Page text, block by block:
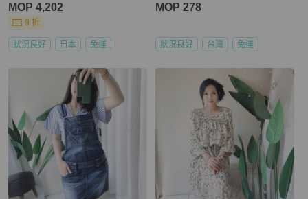
MOP 4,202
9 折
狀況良好 日本 免運
MOP 278
狀況良好 台灣 免運